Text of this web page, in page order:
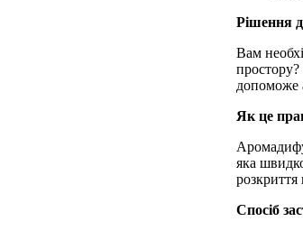
Рішення
Вам
допоможе
Як це
яка
розкриття
Спосіб